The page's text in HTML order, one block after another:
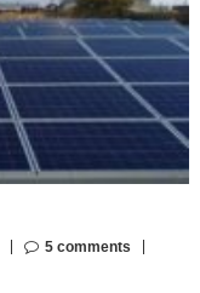
5 comments